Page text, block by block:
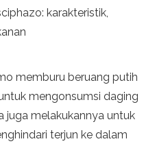
karakteristik,
memburu beruang putih
mengonsumsi daging
juga melakukannya untuk
terjun ke dalam